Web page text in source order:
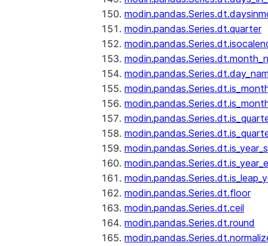
modin.pandas.Series.dt.quarter
modin.pandas.Series.dt.floor
modin.pandas.Series.dt.ceil
modin.pandas.Series.dt.round